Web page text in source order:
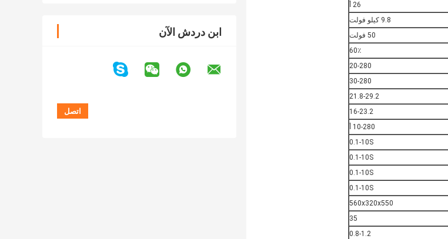
ابن دردش الآن
26 أ
9.8 كيلو فولت
50 فولت
60٪
20-280
30-280
21.8-29.2
16-23.2
10-280 أ
0.1-10S
0.1-10S
0.1-10S
0.1-10S
560x320x550
35
0.8-1.2